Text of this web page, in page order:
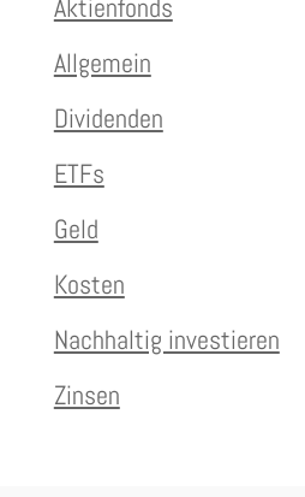
Allgemein
Dividenden
ETFs
Geld
Kosten
Nachhaltig investieren
Zinsen